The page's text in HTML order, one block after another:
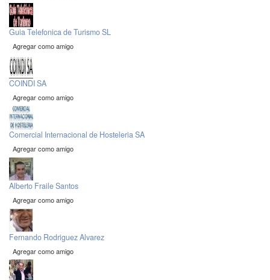
Guia Telefonica de Turismo SL
Agregar como amigo
COINDI SA
Agregar como amigo
Comercial Internacional de Hosteleria SA
Agregar como amigo
Alberto Fraile Santos
Agregar como amigo
Fernando Rodriguez Alvarez
Agregar como amigo